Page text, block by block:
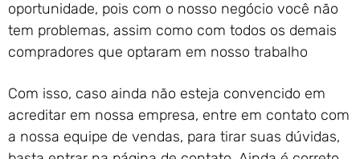
oportunidade, pois com o nosso negócio você não
tem problemas, assim como com todos os demais
compradores que optaram em nosso trabalho
Com isso, caso ainda não esteja convencido em
acreditar em nossa empresa, entre em contato com
a nossa equipe de vendas, para tirar suas dúvidas,